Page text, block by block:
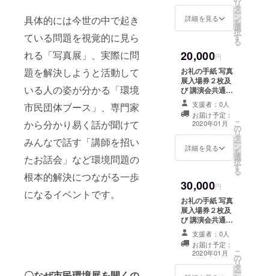
具体的には今世の中で起き
ている問題を視覚的に見ら
れる「写真展」、実際に問
題を解決しようと活動して
いる人の姿が分かる「環境
市民団体ブース」、専門家
から分かり易く話が聞けて
みんなで話す「講師を招い
たお話会」など環境問題の
根本的解決につながる一歩
になるイベントです。
詳細を見る
リ
タ
ー
ン
を
選
択
す
る
20,000円
お礼の手紙 写真
展入場券２枚及
び 講演会共通入
場券１枚お届け
支援者：0人
お届け予定：
2020年01月
詳細を見る
こ
の
リ
タ
ー
ン
を
選
択
す
る
30,000円
お礼の手紙 写真
展入場券２枚及
び 講演会共通入
場券１枚お届け
支援者：0人
お届け予定：
2020年01月
こ
の
リ
タ
ー